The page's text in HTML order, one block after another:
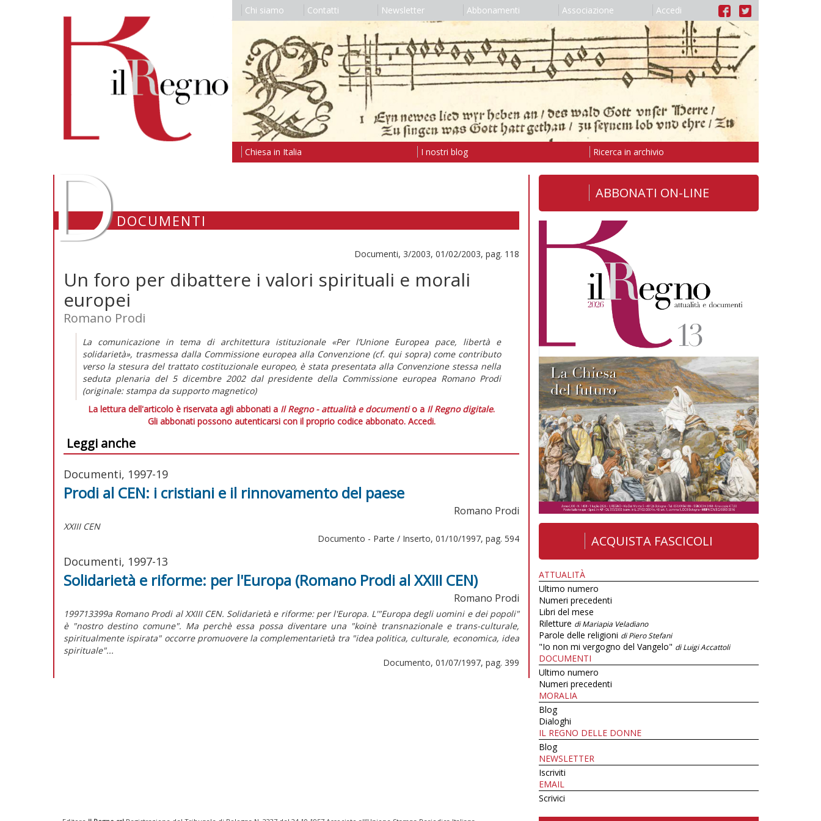
Chi siamo Contatti Newsletter Abbonamenti Associazione Accedi
Chiesa in Italia I nostri blog Ricerca in archivio
DDOCUMENTI
Documenti, 3/2003, 01/02/2003, pag. 118
Un foro per dibattere i valori spirituali e morali
europei
Romano Prodi
La comunicazione in tema di architettura istituzionale «Per l’Unione Europea pace, libertà e
solidarietà», trasmessa dalla Commissione europea alla Convenzione (cf. qui sopra) come contributo
verso la stesura del trattato costituzionale europeo, è stata presentata alla Convenzione stessa nella
seduta plenaria del 5 dicembre 2002 dal presidente della Commissione europea Romano Prodi
(originale: stampa da supporto magnetico)
La lettura dell'articolo è riservata agli abbonati a Il Regno - attualità e documentio a Il Regno digitale.
Gli abbonati possono autenticarsi con il proprio codice abbonato. Accedi.
Leggi anche
Documenti, 1997-19
Prodi al CEN: i cristiani e il rinnovamento del paese
Romano Prodi
XXIII CEN
Documento - Parte / Inserto, 01/10/1997, pag. 594
Documenti, 1997-13
Solidarietà e riforme: per l'Europa (Romano Prodi al XXIII CEN)
Romano Prodi
199713399a Romano Prodi al XXIII CEN. Solidarietà e riforme: per l'Europa. L'"Europa degli uomini e dei popoli"
è "nostro destino comune". Ma perchè essa possa diventare una "koinè transnazionale e trans-culturale,
spiritualmente ispirata" occorre promuovere la complementarietà tra "idea politica, culturale, economica, idea
spirituale"...
Documento, 01/07/1997, pag. 399
ABBONATI ON-LINE
ACQUISTA FASCICOLI
ATTUALITÀ
Ultimo numero
Numeri precedenti
Libri del mese
Riletture di Mariapia Veladiano
Parole delle religioni di Piero Stefani
"Io non mi vergogno del Vangelo" di Luigi Accattoli
DOCUMENTI
Ultimo numero
Numeri precedenti
MORALIA
Blog
Dialoghi
IL REGNO DELLE DONNE
Blog
NEWSLETTER
Iscriviti
EMAIL
Scrivici